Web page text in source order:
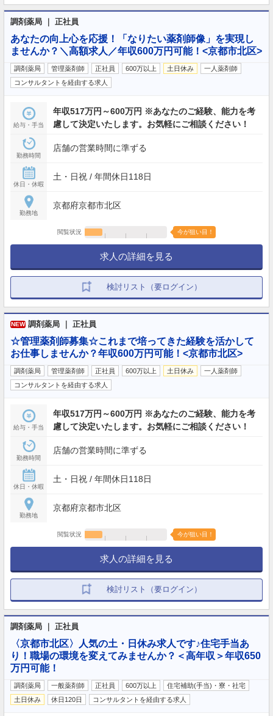
調剤薬局 ｜ 正社員
あなたの向上心を応援！「なりたい薬剤師像」を実現し
ませんか？＼高額求人／年収600万円可能！<京都市北区>
調剤薬局 管理薬剤師 正社員 600万以上 土日休み
一人薬剤師
コンサルタントを経由する求人
給与・手当
年収517万円～600万円 ※あなたのご経験、能力を考
慮して決定いたします。お気軽にご相談ください！
勤務時間
店舗の営業時間に準ずる
休日・休暇
土・日祝 / 年間休日118日
勤務地
京都府京都市北区
閲覧状況 今が狙い目！
求人の詳細を見る
検討リスト（要ログイン）
NEW 調剤薬局 ｜ 正社員
☆管理薬剤師募集☆これまで培ってきた経験を活かして
お仕事しませんか？年収600万円可能！<京都市北区>
調剤薬局 管理薬剤師 正社員 600万以上 土日休み
一人薬剤師
コンサルタントを経由する求人
給与・手当
年収517万円～600万円 ※あなたのご経験、能力を考
慮して決定いたします。お気軽にご相談ください！
勤務時間
店舗の営業時間に準ずる
休日・休暇
土・日祝 / 年間休日118日
勤務地
京都府京都市北区
閲覧状況 今が狙い目！
求人の詳細を見る
検討リスト（要ログイン）
調剤薬局 ｜ 正社員
〈京都市北区〉人気の土・日休み求人です♪住宅手当あ
り！職場の環境を変えてみませんか？＜高年収＞年収650
万円可能！
調剤薬局 一般薬剤師 正社員 600万以上
住宅補助(手当)・寮・社宅
土日休み
休日120日 コンサルタントを経由する求人